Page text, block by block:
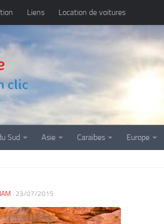
Liens Location de voitures
Sud Asie Caraïbes Europe
· 23/07/2015